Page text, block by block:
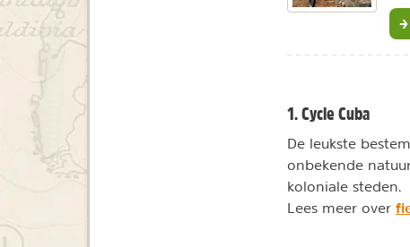
1. Cycle Cuba
De leukste
onbekende
koloniale steden.
Lees meer over